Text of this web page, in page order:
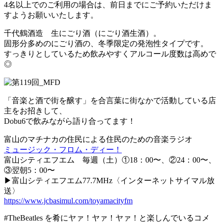
4名以上でのご利用の場合は、前日までにご予約いただけま
すようお願いいたします。
千代鶴酒造 生にごり酒（にごり酒生酒）。
固形分多めのにごり酒の、冬季限定の発泡性タイプです。
すっきりとしているため飲みやすくアルコール度数は高めで
◎
「音楽と酒で街を醸す」を合言葉に街なかで活動している店
主をお招きして、
Dobu6で飲みながら語り合ってます！
富山のマチナカの住民による住民のための音楽ラジオ
ミュージック・フロム・ディー！
富山シティエフエム 毎週（土）①18：00〜、②24：00〜、
③翌朝5：00〜
▶︎富山シティエフエム77.7MHz〈インターネットサイマル放
送〉
https://www.jcbasimul.com/toyamacityfm
#TheBeatles を肴にヤァ！ヤァ！ヤァ！と楽しんでいるコメ